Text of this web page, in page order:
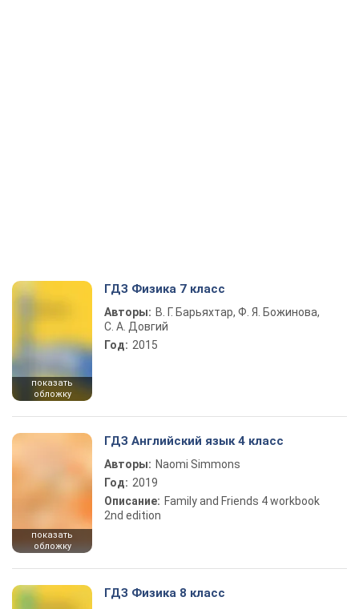
показать
обложку
ГДЗ Физика 7 класс
Авторы: В. Г. Барьяхтар, Ф. Я. Божинова,
С. А. Довгий
Год: 2015
показать
обложку
ГДЗ Английский язык 4 класс
Авторы: Naomi Simmons
Год: 2019
Описание: Family and Friends 4 workbook
2nd edition
ГДЗ Физика 8 класс